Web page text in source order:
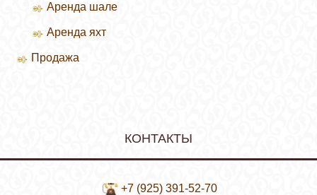
Аренда шале
Аренда яхт
Продажа
КОНТАКТЫ
+7 (925) 391-52-70